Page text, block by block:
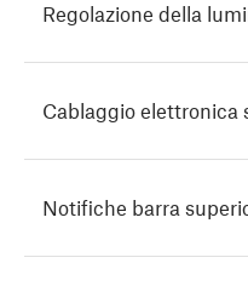
Regolazione della
Cablaggio elettronica
Notifiche barra